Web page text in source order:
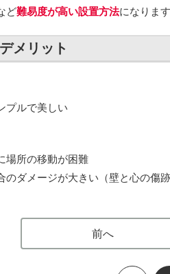
ど難易度が高い設置方法になりま
メリット
ルで美しい
所の移動が困難
ダメージが大きい（壁と心の傷
前へ